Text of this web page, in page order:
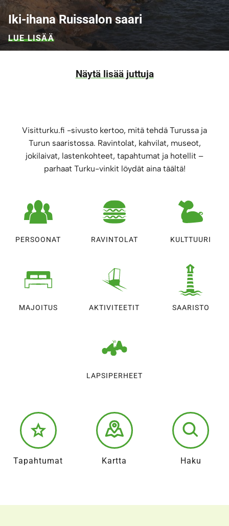
Iki-ihana Ruissalon saari
LUE LISÄÄ
Näytä lisää juttuja
Visitturku.fi -sivusto kertoo, mitä tehdä Turussa ja
Turun saaristossa. Ravintolat, kahvilat, museot,
jokilaivat, lastenkohteet, tapahtumat ja hotellit –
parhaat Turku-vinkit löydät aina täältä!
PERSOONAT RAVINTOLAT KULTTUURI
MAJOITUS AKTIVITEETIT SAARISTO
LAPSIPERHEET
Tapahtumat Kartta Haku